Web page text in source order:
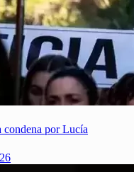
condena por Lucía